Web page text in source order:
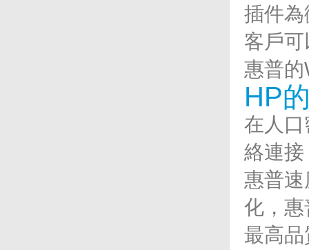
插件
客戶
惠普的
HP
在人
絡連接
惠普
化，
最高